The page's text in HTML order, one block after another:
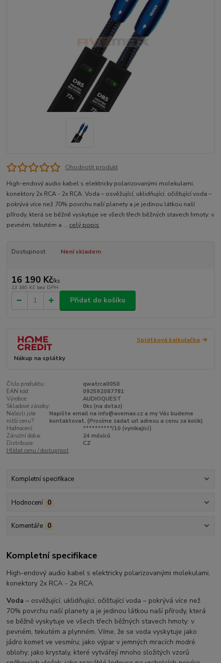
Ohodnotit produkt
High-endový audio kabel s elektricky polarizovanými molekulami,
konektory 2x RCA - 2x RCA. Voda – osvěžující, uklidňující, očišťující voda –
pokrývá více než 70% povrchu naší planety a je jedinou látkou naší
přírody, která se běžně vyskytuje ve všech třech běžných stavech hmoty: v
pevném, tekutém a ... celý popis
Dostupnost Není skladem
16 190 Kč/ks
13 380 Kč bez DPH
Přidat do košíku
Splátková kalkulačka
Nákup na splátky
Číslo produktu:
qwatrca0050
EAN kód:
092592087781
Výrobce:
AUDIOQUEST
Skladové zásoby:
0ks (na dotaz)
Nalezli jste
nižší cenu?:
Napište email na info@avemax.cz a my Vás budeme
kontaktovat. (Prosíme zadat url adresu a cenu za kolik)
Hodnocení:
**********/10 (vynikající)
Záruční doba:
24 měsíců
Distribuce:
CZ
Hlídat cenu / dostupnost
Kompletní specifikace
Hodnocení 0
Komentáře 0
Kompletní specifikace
High-endový audio kabel s elektricky polarizovanými molekulami,
konektory 2x RCA - 2x RCA.
Voda – osvěžující, uklidňující, očišťující voda – pokrývá více než
70% povrchu naší planety a je jedinou látkou naší přírody, která
se běžně vyskytuje ve všech třech běžných stavech hmoty: v
pevném, tekutém a plynném. Víme, že se voda vyskytuje jako
jádro komet ve vesmíru; jako výpar v jemných mracích modré
oblohy; jako krystaly, které vytvářejí mnoho složitých vzorů